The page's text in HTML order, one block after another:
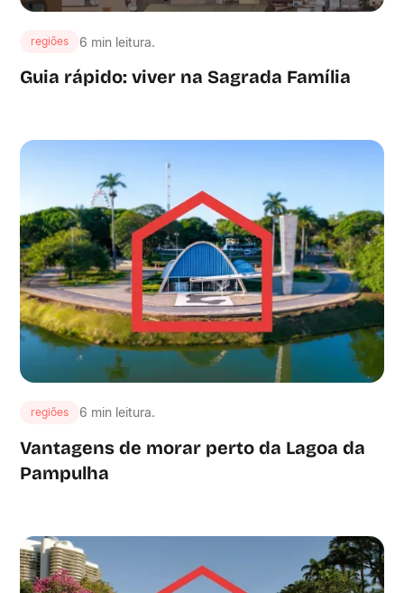
regiões 6 min leitura.
Guia rápido: viver na Sagrada Família
regiões 6 min leitura.
Vantagens de morar perto da Lagoa da
Pampulha